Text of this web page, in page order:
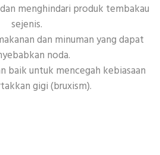
menghindari produk tembakau
sejenis.
dan minuman yang dapat
noda.
baik untuk mencegah kebiasaan
gigi (bruxism).